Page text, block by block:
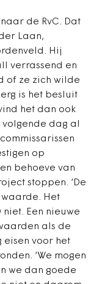
de RvC. Dat
Laan,
Hij
verrassend en
of ze zich wilde
is het besluit
het dan ook
dag al
op
behoeve van
stoppen. ‘De
Het
Een nieuwe
als de
eisen voor het
‘We mogen
we dan goede